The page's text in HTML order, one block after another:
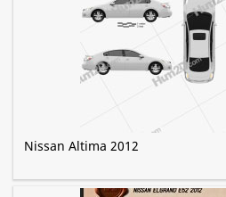
Nissan Altima 2012